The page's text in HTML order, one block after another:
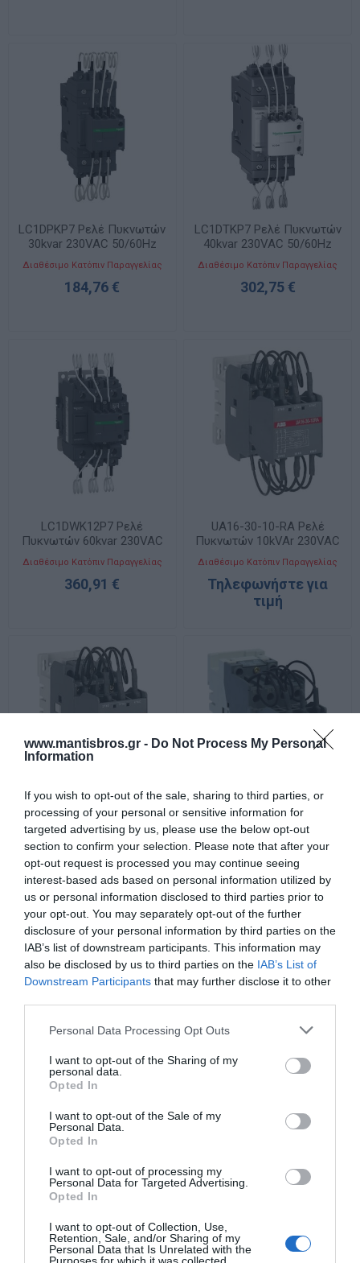
www.mantisbros.gr - Do Not Process My Personal
Information
If you wish to opt-out of the sale, sharing to third parties, or
processing of your personal or sensitive information for
targeted advertising by us, please use the below opt-out
section to confirm your selection. Please note that after your
opt-out request is processed you may continue seeing
interest-based ads based on personal information utilized by
us or personal information disclosed to third parties prior to
your opt-out. You may separately opt-out of the further
disclosure of your personal information by third parties on the
IAB’s list of downstream participants. This information may
also be disclosed by us to third parties on the IAB’s List of
Downstream Participants that may further disclose it to other
Please note that this website/app uses one or more Google
not limited to your visit or usage behaviour. You may click to
grant or deny consent to Google and its third-party tags to
use your data for below specified purposes in below Google
consent section.
Personal Data Processing Opt Outs
I want to opt-out of the Sharing of my
personal data.
Opted In
I want to opt-out of the Sale of my
Personal Data.
Opted In
I want to opt-out of processing my
Personal Data for Targeted Advertising.
Opted In
I want to opt-out of Collection, Use,
Retention, Sale, and/or Sharing of my
Personal Data that Is Unrelated with the
LC1DPKP7 Ρελέ Πυκνωτών
30kvar 230VAC 50/60Hz
Διαθέσιμο Κατόπιν Παραγγελίας
184,76 €
LC1DTKP7 Ρελέ Πυκνωτών
40kvar 230VAC 50/60Hz
Διαθέσιμο Κατόπιν Παραγγελίας
302,75 €
LC1DWK12P7 Ρελέ
Πυκνωτών 60kvar 230VAC
50/60Hz
Διαθέσιμο Κατόπιν Παραγγελίας
360,91 €
UA16-30-10-RA Ρελέ
Πυκνωτών 10kVAr 230VAC
Διαθέσιμο Κατόπιν Παραγγελίας
Τηλεφωνήστε για
τιμή
UA16-30-10-RA Ρελέ
Πυκνωτών 10kvar 380VAC
Διαθέσιμο Κατόπιν Παραγγελίας
Τηλεφωνήστε για
τιμή
UA26-30-10-RA Ρελέ
Πυκνωτών 15kvar 230VAC
Διαθέσιμο Κατόπιν Παραγγελίας
Τηλεφωνήστε για
τιμή
UA26-30-10-RA Ρελέ
Πυκνωτών 15kvar 380VAC
Τηλεφωνήστε για
τιμή
UA30-30-10-RA Ρελέ
Πυκνωτών 25kvar 230VAC
Τηλεφωνήστε για